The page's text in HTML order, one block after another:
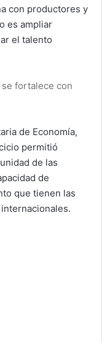
con productores y
es ampliar
el talento
se fortalece con
de Economía,
permitió
de las
de
que tienen las